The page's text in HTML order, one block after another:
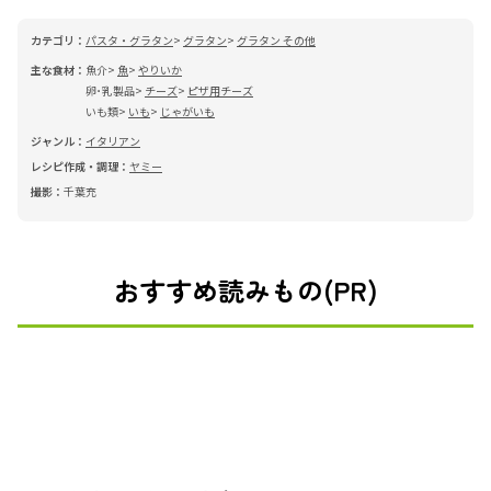
カテゴリ： パスタ・グラタン グラタン
グラタン その他
主な食材： 魚介 魚 やりいか
卵･乳製品
チーズ
ピザ用チーズ
いも類
いも
じゃがいも
ジャンル： イタリアン
レシピ作成・調理： ヤミー
撮影： 千葉充
おすすめ読みもの(PR)